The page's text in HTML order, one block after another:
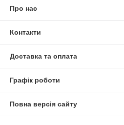
Про нас
Контакти
Доставка та оплата
Графік роботи
Повна версія сайту